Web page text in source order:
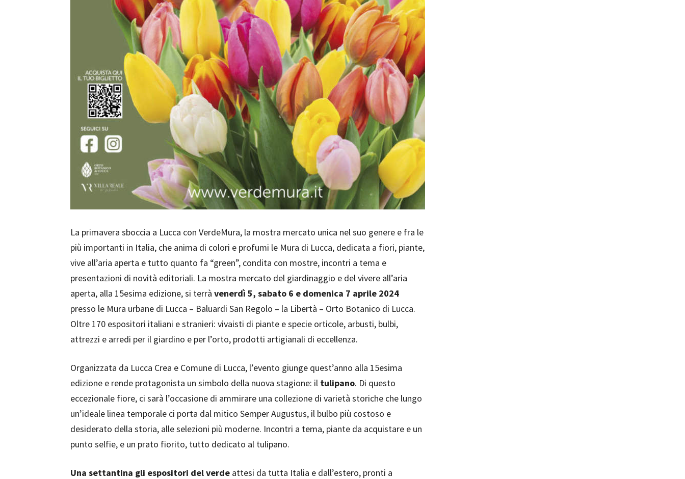
La primavera sboccia a Lucca con VerdeMura, la mostra mercato unica nel suo genere e fra le
più importanti in Italia, che anima di colori e profumi le Mura di Lucca, dedicata a fiori, piante,
vive all’aria aperta e tutto quanto fa “green”, condita con mostre, incontri a tema e
presentazioni di novità editoriali. La mostra mercato del giardinaggio e del vivere all’aria
aperta, alla 15esima edizione, si terrà venerdì 5, sabato 6 e domenica 7 aprile 2024
presso le Mura urbane di Lucca – Baluardi San Regolo – la Libertà – Orto Botanico di Lucca.
Oltre 170 espositori italiani e stranieri: vivaisti di piante e specie orticole, arbusti, bulbi,
attrezzi e arredi per il giardino e per l’orto, prodotti artigianali di eccellenza.
Organizzata da Lucca Crea e Comune di Lucca, l’evento giunge quest’anno alla 15esima
edizione e rende protagonista un simbolo della nuova stagione: il tulipano. Di questo
eccezionale fiore, ci sarà l’occasione di ammirare una collezione di varietà storiche che lungo
un’ideale linea temporale ci porta dal mitico Semper Augustus, il bulbo più costoso e
desiderato della storia, alle selezioni più moderne. Incontri a tema, piante da acquistare e un
punto selfie, e un prato fiorito, tutto dedicato al tulipano.
Una settantina gli espositori del verde attesi da tutta Italia e dall’estero, pronti a